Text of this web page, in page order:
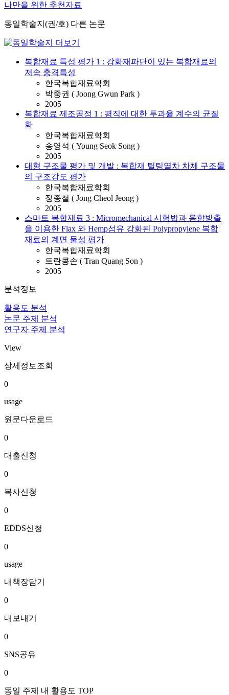
나만을 위한 추천자료
동일학술지(권/호) 다른 논문
복합재료 특성 평가 1 : 강화재파단이 있는 복합재료의
저속 충격특성
한국복합재료학회
박중권 ( Joong Gwun Park )
2005
복합재료 제조공정 1 : 평직에 대한 투과율 계수의 균질
화
한국복합재료학회
송영석 ( Young Seok Song )
2005
대형 구조물 평가 및 개발 : 복합재 틸팅열차 차체 구조물
의 구조강도 평가
한국복합재료학회
정종철 ( Jong Cheol Jeong )
2005
스마트 복합재료 3 : Micromechanical 시험법과 음향방출
을 이용한 Flax 와 Hemp섬유 강화된 Polypropylene 복합
재료의 계면 물성 평가
한국복합재료학회
트란콩손 ( Tran Quang Son )
2005
분석정보
활용도 분석
논문 주제 분석
연구자 주제 분석
View
상세정보조회
0
usage
원문다운로드
0
대출신청
0
복사신청
0
EDDS신청
0
usage
내책장담기
0
내보내기
0
SNS공유
0
동일 주제 내 활용도 TOP